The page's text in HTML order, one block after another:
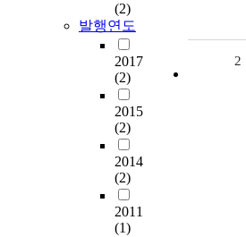
(2)
발행연도
2017
(2)
2015
(2)
2014
(2)
2011
(1)
2